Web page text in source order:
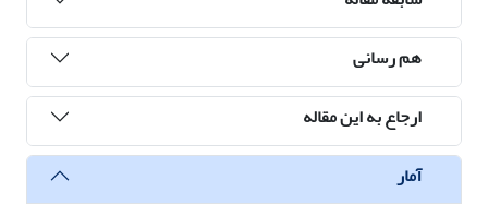
هم رسانی
ارجاع به این مقاله
آمار